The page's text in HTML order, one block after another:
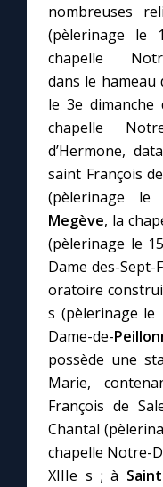
nombreuses
(pèlerinage le
chapelle
dans le hameau
le 3e dimanche
chapelle
d’Hermone,
saint François
(pèlerinage
Megève, la
(pèlerinage le
Dame des-Sept-
oratoire
s (pèlerinage
Dame-de-
possède une
Marie,
François de
Chantal
chapelle Notre-
XIIIe s ; à